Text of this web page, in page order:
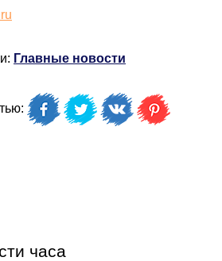
Главные новости
часа